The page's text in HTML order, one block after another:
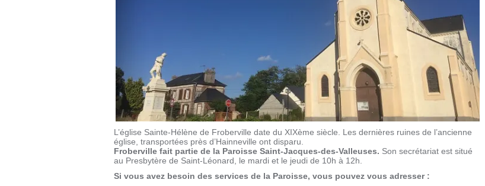
L’église Sainte-Hélène de Froberville date du XIXème siècle. Les dernières ruines de l’ancienne
église, transportées près d’Hainneville ont disparu.
Froberville fait partie de la Paroisse Saint-Jacques-des-Valleuses. Son secrétariat est situé
au Presbytère de Saint-Léonard, le mardi et le jeudi de 10h à 12h.
Si vous avez besoin des services de la Paroisse, vous pouvez vous adresser :